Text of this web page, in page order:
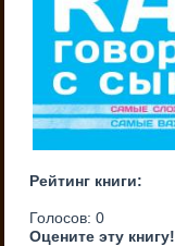
Рейтинг книги:
Голосов:0
Оцените эту книгу!